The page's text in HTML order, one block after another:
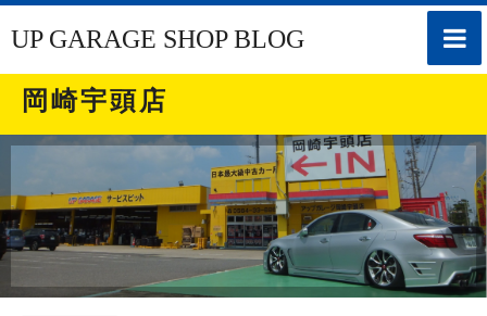
toggle
UP GARAGE SHOP BLOG
岡崎宇頭店